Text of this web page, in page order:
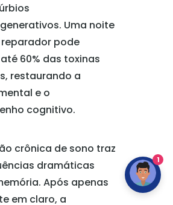
Uma noite
pode
60% das toxinas
restaurando a
e o
cognitivo.
crônica de sono traz
dramáticas
Após apenas
em claro, a
1